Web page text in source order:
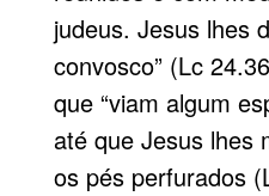
judeus. Jesus lhes
convosco” (Lc
que “viam algum
até que Jesus lhes
os pés perfurados